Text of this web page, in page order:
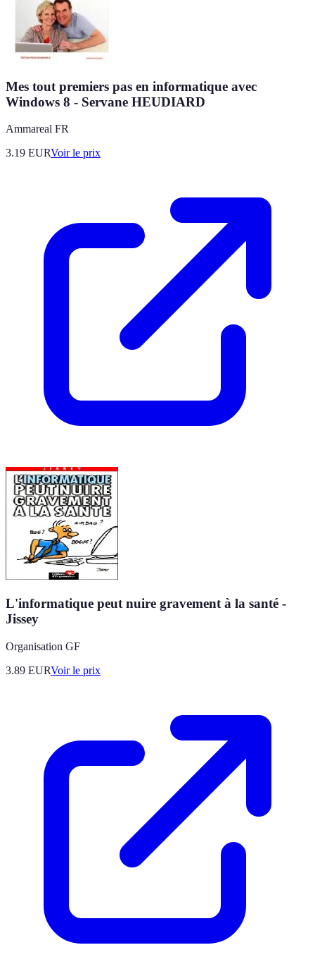
Mes tout premiers pas en informatique avec
Windows 8 - Servane HEUDIARD
Ammareal FR
3.19 EURVoir le prix
L'informatique peut nuire gravement à la santé -
Jissey
Organisation GF
3.89 EURVoir le prix